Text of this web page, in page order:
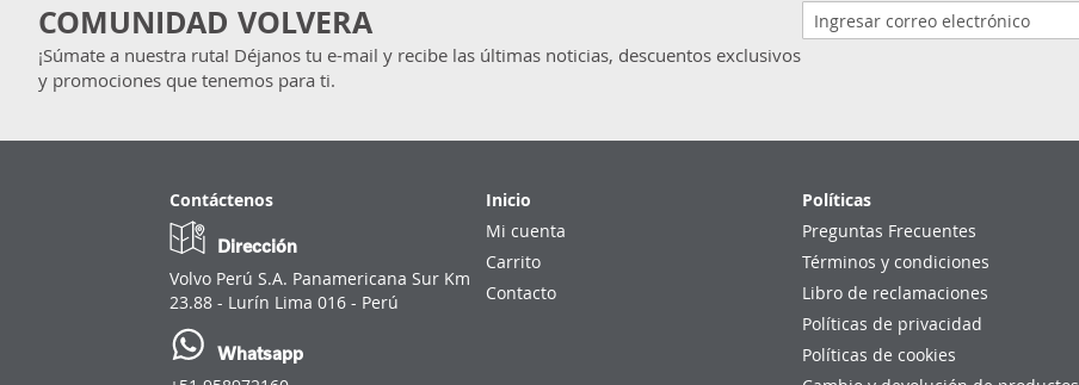
COMUNIDAD VOLVERA
¡Súmate a nuestra ruta! Déjanos tu e-mail y recibe las últimas noticias, descuentos exclusivos
y promociones que tenemos para ti.
Contáctenos
Dirección
Volvo Perú S.A. Panamericana Sur Km
23.88 - Lurín Lima 016 - Perú
Whatsapp
Inicio
Mi cuenta
Carrito
Contacto
Políticas
Preguntas Frecuentes
Términos y condiciones
Libro de reclamaciones
Políticas de privacidad
Políticas de cookies